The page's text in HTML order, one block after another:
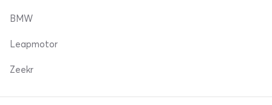
BMW
Leapmotor
Zeekr